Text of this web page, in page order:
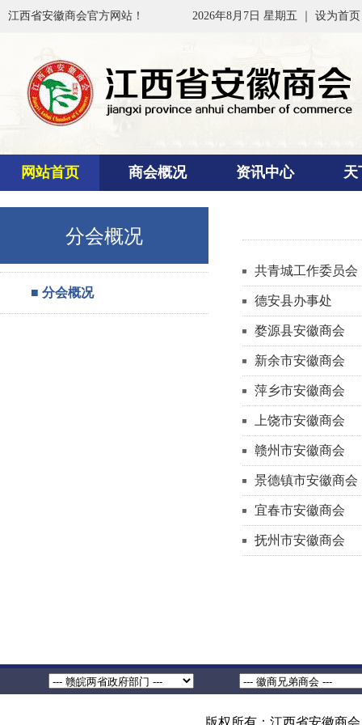
江西省安徽商会官方网站！ 2026年8月7日 星期五 ｜ 设为首页
网站首页 商会概况 资讯中心 天
分会概况
■ 分会概况
共青城工作委员会
德安县办事处
婺源县安徽商会
新余市安徽商会
萍乡市安徽商会
上饶市安徽商会
赣州市安徽商会
景德镇市安徽商会
宜春市安徽商会
抚州市安徽商会
版权所有：江西省安徽商